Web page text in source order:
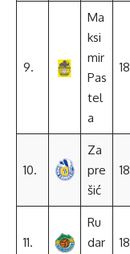
9.
Ma
ksi
mir
Pas
tel
a
18
10.
Za
pre
šić
18
11.
Ru
dar
18